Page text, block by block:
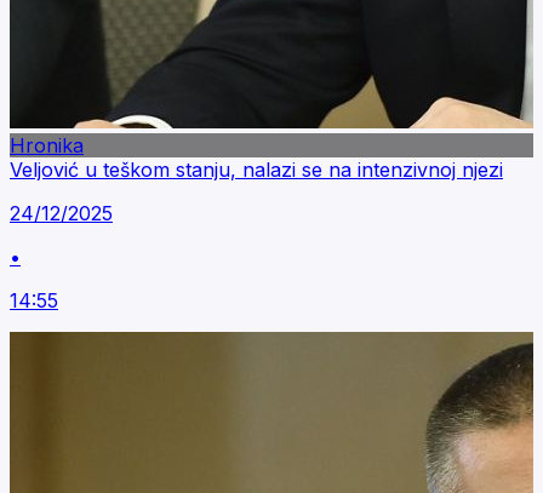
Hronika
Veljović u teškom stanju, nalazi se na intenzivnoj njezi
24/12/2025
•
14:55